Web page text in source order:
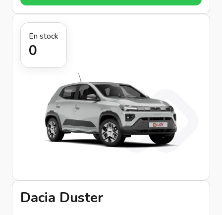
En stock
0
Dacia Duster